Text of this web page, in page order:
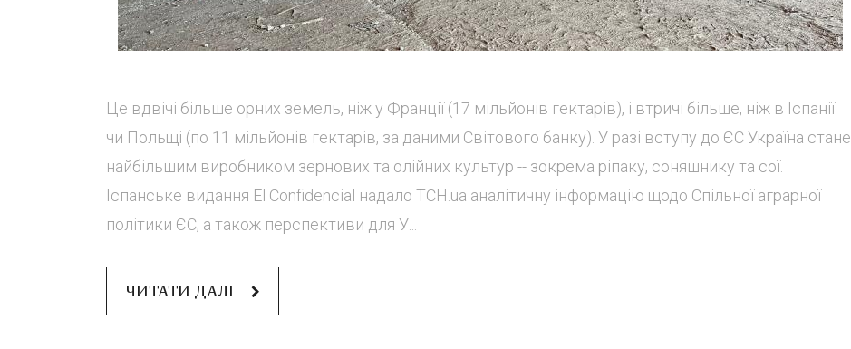
Це вдвічі більше орних земель, ніж у Франції (17 мільйонів гектарів), і втричі більше, ніж в Іспанії
чи Польщі (по 11 мільйонів гектарів, за даними Світового банку). У разі вступу до ЄС Україна стане
найбільшим виробником зернових та олійних культур -- зокрема ріпаку, соняшнику та сої.
Іспанське видання El Confidencial надало ТСН.ua аналітичну інформацію щодо Спільної аграрної
політики ЄС, а також перспективи для У...
ЧИТАТИ ДАЛІ